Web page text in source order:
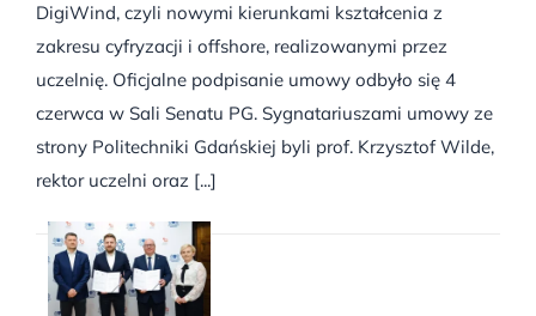
DigiWind, czyli nowymi kierunkami kształcenia z
zakresu cyfryzacji i offshore, realizowanymi przez
uczelnię. Oficjalne podpisanie umowy odbyło się 4
czerwca w Sali Senatu PG. Sygnatariuszami umowy ze
strony Politechniki Gdańskiej byli prof. Krzysztof Wilde,
rektor uczelni oraz [...]